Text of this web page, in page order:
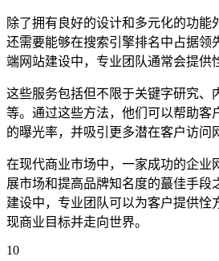
除了拥有良好的设计和多元化的功能
还需要能够在搜索引擎排名中占据领
端网站建设中，专业团队通常会提供
这些服务包括但不限于关键字研究、
等。通过这些方法，他们可以帮助客
的曝光率，并吸引更多潜在客户访问
在现代商业市场中，一家成功的企业
展市场和提高品牌知名度的蕞佳手段
建设中，专业团队可以为客户提供恮
现商业目标并走向世界。
10